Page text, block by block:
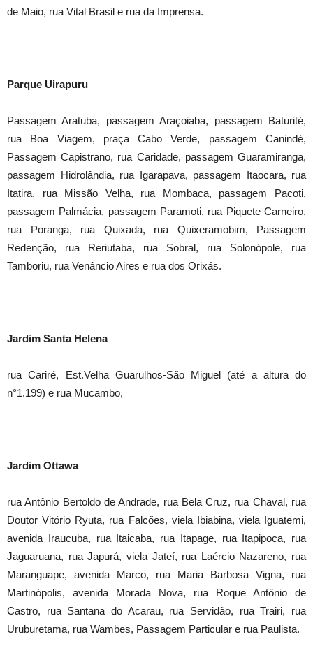
de Maio, rua Vital Brasil e rua da Imprensa.
Parque Uirapuru
Passagem Aratuba, passagem Araçoiaba, passagem Baturité,
rua Boa Viagem, praça Cabo Verde, passagem Canindé,
Passagem Capistrano, rua Caridade, passagem Guaramiranga,
passagem Hidrolândia, rua Igarapava, passagem Itaocara, rua
Itatira, rua Missão Velha, rua Mombaca, passagem Pacoti,
passagem Palmácia, passagem Paramoti, rua Piquete Carneiro,
rua Poranga, rua Quixada, rua Quixeramobim, Passagem
Redenção, rua Reriutaba, rua Sobral, rua Solonópole, rua
Tamboriu, rua Venâncio Aires e rua dos Orixás.
Jardim Santa Helena
rua Cariré, Est.Velha Guarulhos-São Miguel (até a altura do
n°1.199) e rua Mucambo,
Jardim Ottawa
rua Antônio Bertoldo de Andrade, rua Bela Cruz, rua Chaval, rua
Doutor Vitório Ryuta, rua Falcões, viela Ibiabina, viela Iguatemi,
avenida Iraucuba, rua Itaicaba, rua Itapage, rua Itapipoca, rua
Jaguaruana, rua Japurá, viela Jateí, rua Laércio Nazareno, rua
Maranguape, avenida Marco, rua Maria Barbosa Vigna, rua
Martinópolis, avenida Morada Nova, rua Roque Antônio de
Castro, rua Santana do Acarau, rua Servidão, rua Trairi, rua
Uruburetama, rua Wambes, Passagem Particular e rua Paulista.